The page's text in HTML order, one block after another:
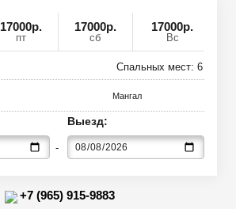
17000р.
пт
17000р.
сб
17000р.
Вс
Спальных мест: 6
Мангал
Выезд:
+7 (965) 915-9883